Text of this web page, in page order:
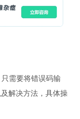
需要将错误码输
解决方法，具体操